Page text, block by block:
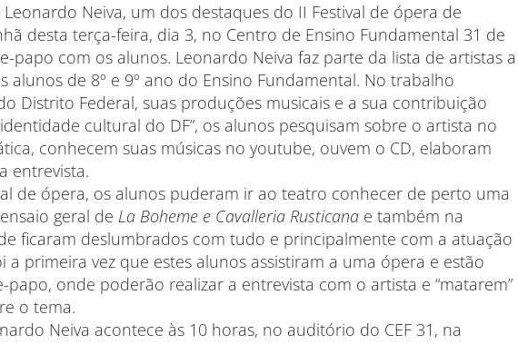
Neiva, um dos destaques do II Festival de ópera de
desta terça-feira, dia 3, no Centro de Ensino Fundamental 31 de
papo com os alunos. Leonardo Neiva faz parte da lista de artistas a
alunos de 8º e 9º ano do Ensino Fundamental. No trabalho
Distrito Federal, suas produções musicais e a sua contribuição
cultural do DF”, os alunos pesquisam sobre o artista no
conhecem suas músicas no youtube, ouvem o CD, elaboram
entrevista.
de ópera, os alunos puderam ir ao teatro conhecer de perto uma
geral de La Boheme e Cavalleria Rusticana e também na
ficaram deslumbrados com tudo e principalmente com a atuação
a primeira vez que estes alunos assistiram a uma ópera e estão
papo, onde poderão realizar a entrevista com o artista e “matarem”
o tema.
Neiva acontece às 10 horas, no auditório do CEF 31, na